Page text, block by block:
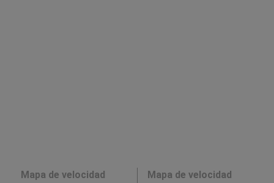
Mapa de velocidad
Mapa de velocidad